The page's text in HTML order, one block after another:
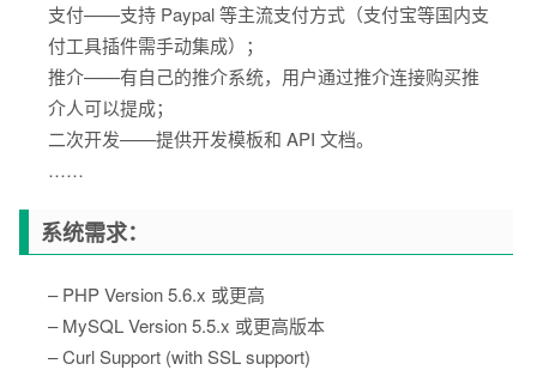
支付——支持 Paypal 等主流支付方式（支付宝等国内支
付工具插件需手动集成）；
推介——有自己的推介系统，用户通过推介连接购买推
介人可以提成；
二次开发——提供开发模板和 API 文档。
……
系统需求：
– PHP Version 5.6.x 或更高
– MySQL Version 5.5.x 或更高版本
– Curl Support (with SSL support)